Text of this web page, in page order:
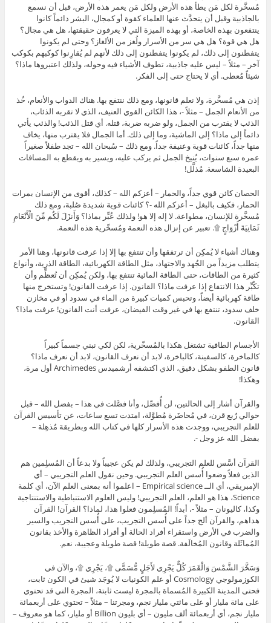
مُسخَّرة لكل مَن يطأ هذه الأرض ولكل مَن يعمر هذه الأرض، قبل أن نسمع
بالجاذبية وقبل أن يتحدَّث عنها العلماء كقوة أو كمجال، البشر دائماً كانوا
ينتفعون بهذه الخاصة، أو بهذه الميزة التي لا يعرفون حقيقتها، هل هي مجال؟
هل هي قوة؟ هل هي سر من الأسرار ولُغز من الألغاز؟ وحتى لم يكونوا
يتفطنون إلى ذلك، لم يكونوا يتفطنون إلى ذلك لأنهم لم يُقارِنوا كوكبهم بكوكب
آخر – مثلاً – ليس عليه جاذبية، تطوف الأشياء فيه وحوله، ولذلك اعتبروها ماذا؟
شيئاً مُعطى. أي لا يحتاج حتى إلى الفكر.
إذن هي مُسخَّرة، ولا نعلم قانونها، ومع ذلك ننتفع بها. هناك الدواب والأنعام، خُذ
من الأنعام الجمل – مثلاً -، هذا الكائن القوي العنيف، الذي لا تقربه الذئاب،
الذئب لا يقترب من الجمل، ولو ضربه ضربة، قتله. أي قتل الذئب! والذئب يأتي
دائماً إلى ماذا؟ إلى الماشية، وما إلى ذلك. أما الجمال فلا يقترب منها، يخاف
منها جداً، كائنات قوية وعنيفة جداً. ومع ذلك – سُبحان الله – تجد طفلاً صغيراً
عمره سبع سنوات، يُنيخ الجمل ثم يركب عليه، ويسير به ويقطع به المسافات
البعيدة الشاسعة. مُذلَّل!
الحصان كائن قوي جداً، والحمار – أعزكم الله – كذلك، أقوى من الإنسان بمرات
الحمار، فكيف بالبغل – أعزكم الله -؟ كائنات قوية شديدة صُلبة، ومع ذلك
مُسخَّرة للإنسان، مطواعة. لا إله إلا هو! ولذلك عُبِّر بماذا؟ وَأَنزَلَ لَكُم مِّنَ الْأَنْعَامِ
ثَمَانِيَةَ أَزْوَاجٍ ۩. تعبير عن إنزال هذه النعمة ومُسخّرية هذه النعمة.
وهناك أشياء لا يُمكِن أن ترتفقها وأن تنتفع بها إلا إذا عرفت قانونها، وهنا الأمر
يتطلب مزيداً من الجُهد والاجتهاد، مثل الطاقة الكهربائية، الطاقة الذرية، وأنواع
كثيرة من الطاقات، حتى الطاقة المائية تنتفع بها، ولكن يُمكِن أن تُعظِّم وأن
تكُبِّر هذا الانتفاع إذا عرفت ماذا؟ القانون. إذا عرفت القانون! وتستخرج منها
طاقة كهربائية أيضاً، وتحبس كميات كبيرة من الماء في سدود أو في مخازن
خلف سدود، تنتفع بها في غير وقت الفيضان، عرفت أنت القانون! عرفت ماذا؟
القانون.
الأجسام الطافية تشتغل هكذا بالمُسخّرية، لكن لكي نبني جسماً كبيراً
كالماخرة، كالسفينة، كالباخرة، لابد أن نعرف القانون، لابد أن نعرف ماذا؟
قانون الطفو بشكل دقيق، الذي اكتشفه أرشميدس Archimedes أول مرة،
وهكذا!
والقرآن أشار إلى الحالتين، لن أُفصِّل، وأنا فصَّلت في هذا – بفضل الله – قبل
حوالي رُبع قرن، في مُحاضَرة مُطوَّلة، امتدت تسع ساعات، عن تأسيس القرآن
للعلم التجريبي، ووجدت هذه الأسرار كلها في كتاب الله وبطريقة مُذهِلة –
بفضل الله عز وجل -.
القرآن أسَّس للعلم التجريبي، ولذلك لم يكن عجيباً ولا بدعاً أن المُسلِمين هم
الذين فعلاً وضعوا أُسس العلم التجريبي. وحين نقول العلم التجريبي – أي
الإمبريقي، أي الــ Empirical science – اعلموا أنه بمعنى العلم الآن، أي كلمة
Science، هذا هو العلم، العلم التجريبي! وليس العلوم الاستنباطية والاستنتاجية
وكذا، كاليونان – مثلاً -، أبداً! المُسلِمون فعلوا هذا، لماذا؟ القرآن! القرآن
هداهم، والقرآن ألح جداً على أُسس التجريب، على أُسس التجريب والسير
والضرب في الأرض واستقراء أفراد الحالة أو أفراد الظاهرة والأخذ بقانون
المُماثَلة وقانون المُخالَفة. قصة طويلة! قصة طويلة وعجيبة، نعم.
وَسَخَّرَ الشَّمْسَ وَالْقَمَرَ كُلٌّ يَجْرِي لأَجَلٍ مُّسَمًّى ۩، يَجْرِي ۩، والآن في
الكوزمولوجي Cosmology أو علم الكونيات لا يُوجَد شيئ في الكون ثابت،
فحتى المدينة الكبيرة المُسماة بالمجرة ليست ثابتة، المجرة التي قد تحتوي
على مائة مليار أو على مائتي مليار نجم، ومجرتنا – مثلاً – تحتوي على أربعمائة
مليار نجم، أي أربعمائة ألف مليون – أي بليون Billion أو مليار، كما هو معروف –